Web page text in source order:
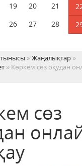
19 20 21
26 27 28
тынысы »Жаңалықтар »
» Көркем сөз оқудан
сөз